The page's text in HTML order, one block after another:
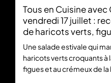
Tous en Cuisine avec
vendredi 17 juillet :
de haricots verts,
Une salade estivale qui
haricots verts croquants à
figues et au crémeux de la